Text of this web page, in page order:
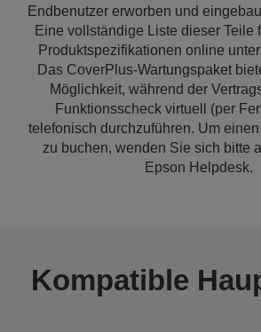
Endbenutzer erworben und
Eine vollständige Liste dieser Teile
Produktspezifikationen online
Das CoverPlus-Wartungspaket
Möglichkeit, während der
Funktionsscheck virtuell (per
telefonisch durchzuführen. Um
zu buchen, wenden Sie sich bitte
Epson Helpdesk.
Kompatible